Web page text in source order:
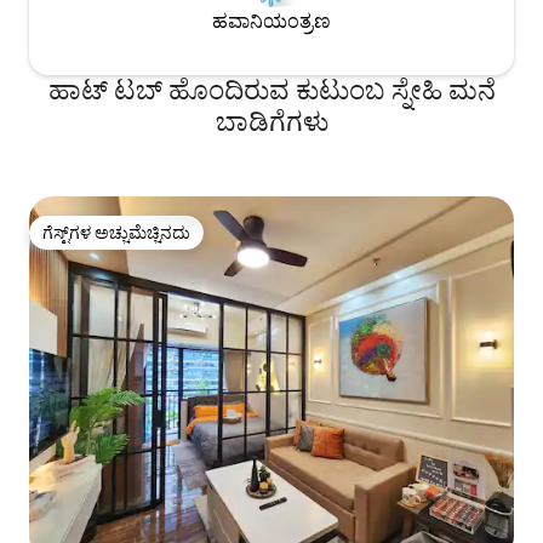
ಹವಾನಿಯಂತ್ರಣ
ಹಾಟ್ ಟಬ್ ಹೊಂದಿರುವ ಕುಟುಂಬ ಸ್ನೇಹಿ ಮನೆ
ಬಾಡಿಗೆಗಳು
ಗೆಸ್ಟ್‌ಗಳ ಅಚ್ಚುಮೆಚ್ಚಿನದು
ಗೆಸ್ಟ್‌ಗಳ ಅಚ್ಚುಮೆಚ್ಚಿನದು